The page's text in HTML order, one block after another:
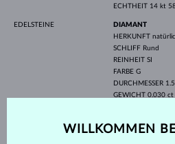
ECHTHEIT 14 kt
EDELSTEINE
DIAMANT
HERKUNFT
SCHLIFF Rund
REINHEIT SI
FARBE G
DURCHMESSER
GEWICHT 0.030 ct
13.60 mm
WILLKOMMEN